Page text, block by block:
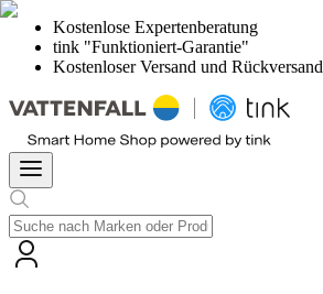
Kostenlose Expertenberatung
tink "Funktioniert-Garantie"
Kostenloser Versand und Rückversand